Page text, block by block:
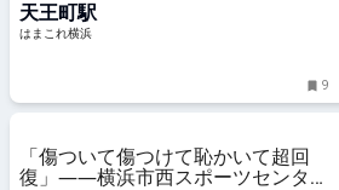
横浜
天王町駅
はまこれ横浜
9
「傷ついて傷つけて恥かいて超回
復」――横浜市西スポーツセンター